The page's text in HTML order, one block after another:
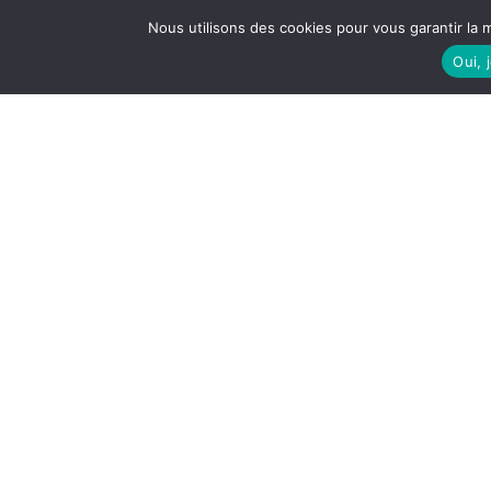
LE
Nous utilisons des cookies pour vous garantir
Oui,